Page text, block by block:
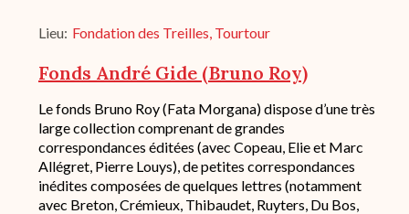
Lieu Fondation des Treilles, Tourtour
Fonds André Gide (Bruno Roy)
Description
succincte
fond
/
historique
de
Le fonds Bruno Roy (Fata Morgana) dispose d’une très
large collection comprenant de grandes
correspondances éditées (avec Copeau, Elie et Marc
Allégret, Pierre Louys), de petites correspondances
inédites composées de quelques lettres (notamment
avec Breton, Crémieux, Thibaudet, Ruyters, Du Bos,